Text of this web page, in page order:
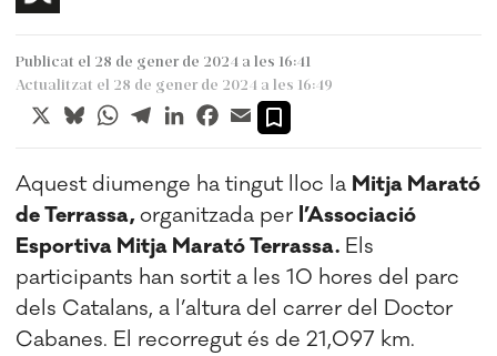
Publicat el 28 de gener de 2024 a les 16:41
Actualitzat el 28 de gener de 2024 a les 16:49
X BlueskyWhatsApp
TelegramLinkedInFacebook
Email
Aquest diumenge ha tingut lloc la Mitja Marató
de Terrassa,organitzada per l’Associació
Esportiva Mitja Marató Terrassa. Els
participants han sortit a les 10 hores del parc
dels Catalans, a l’altura del carrer del Doctor
Cabanes. El recorregut és de 21,097 km.